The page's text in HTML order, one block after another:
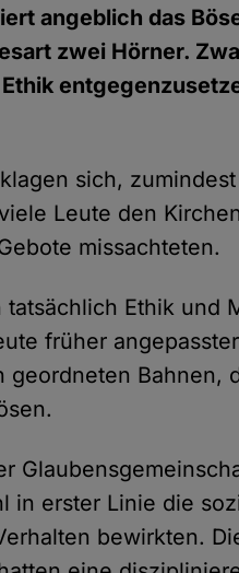
angeblich das
zwei Hörner.
sich,
Leute den
missachteten.
Ethik und
früher
geordneten Bahnen,
in erster Linie die
bewirkten.